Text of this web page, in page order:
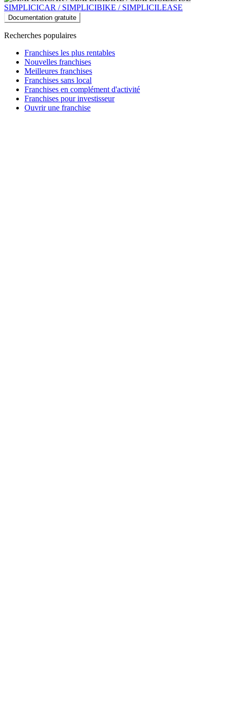
SIMPLICICAR / SIMPLICIBIKE / SIMPLICILEASE
Documentation gratuite
Recherches populaires
Franchises les plus rentables
Nouvelles franchises
Meilleures franchises
Franchises sans local
Franchises en complément d'activité
Franchises pour investisseur
Ouvrir une franchise